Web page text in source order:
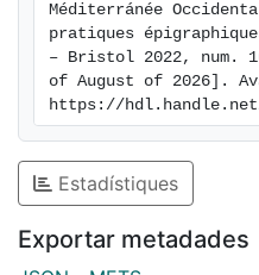
cultural area. In addition,
the history and
writing systems seem to
were, in some cases,
previously thought.
Méditerránée
pratiques
– Bristol 2022, num.
of August of 2026].
https://hdl.handle.net/
Estadístiques
Exportar metadades